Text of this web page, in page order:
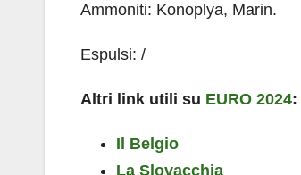
Ammoniti: Konoplya, Marin.
Espulsi: /
Altri link utili su EURO 2024:
Il Belgio
La Slovacchia